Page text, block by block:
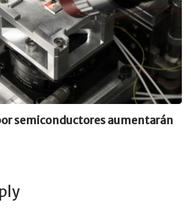
semiconductores aumentarán